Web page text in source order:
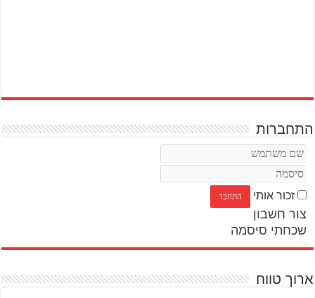
התחברות
זכור אותי
צור חשבון
שכחתי סיסמה
ארוך טווח